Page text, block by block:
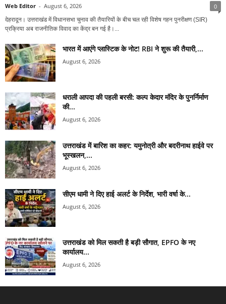
Web Editor - August 6, 2026 0
देहरादून। उत्तराखंड में विधानसभा चुनाव की तैयारियों के बीच चल रही विशेष गहन पुनरीक्षण (SIR)
प्रक्रिया अब राजनीतिक विवाद का केंद्र बन गई है।...
भारत में आएंगे प्लास्टिक के नोट! RBI ने शुरू की तैयारी,...
August 6, 2026
धराली आपदा की पहली बरसी: कल्प केदार मंदिर के पुनर्निर्माण
की...
August 6, 2026
उत्तराखंड में बारिश का कहर: यमुनोत्री और बदरीनाथ हाईवे पर
भूस्खलन,...
August 6, 2026
सीएम धामी ने दिए हाई अलर्ट के निर्देश, भारी वर्षा के...
August 6, 2026
उत्तराखंड को मिल सकती है बड़ी सौगात, EPFO के नए
कार्यालय...
August 6, 2026